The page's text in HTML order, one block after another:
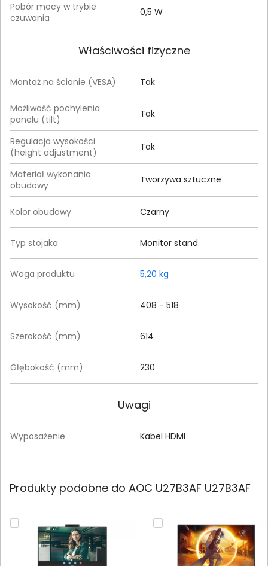
Pobór mocy w trybie
czuwania
0,5 W
Właściwości fizyczne
Montaż na ścianie (VESA) Tak
Możliwość pochylenia
panelu (tilt)
Tak
Regulacja wysokości
(height adjustment)
Tak
Materiał wykonania
obudowy
Tworzywa sztuczne
Kolor obudowy Czarny
Typ stojaka Monitor stand
Waga produktu 5,20 kg
Wysokość (mm) 408 - 518
Szerokość (mm) 614
Głębokość (mm) 230
Uwagi
Wyposażenie Kabel HDMI
Produkty podobne do AOC U27B3AF U27B3AF